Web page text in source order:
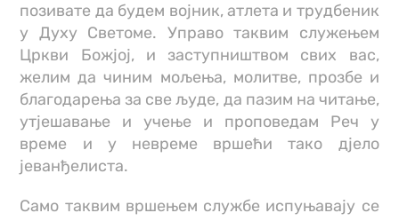
позивате да будем војник, атлета и трудбеник
у Духу Светоме. Управо таквим служењем
Цркви Божјој, и заступништвом свих вас,
желим да чиним мољења, молитве, прозбе и
благодарења за све људе, да пазим на читање,
утјешавање и учење и проповедам Реч у
време и у невреме вршећи тако дјело
јеванђелиста.
Само таквим вршењем службе испуњавају се